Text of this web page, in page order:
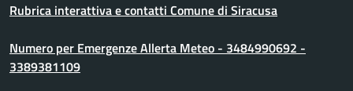
Rubrica interattiva e contatti Comune di Siracusa
Numero per Emergenze Allerta Meteo - 3484990692 -
3389381109